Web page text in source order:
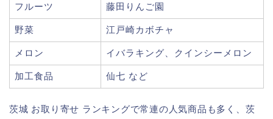
フルーツ 藤田りんご園
野菜 江戸崎カボチャ
メロン イバラキング、クインシーメロン
加工食品 仙七 など
茨城 お取り寄せ ランキングで常連の人気商品も多く、茨